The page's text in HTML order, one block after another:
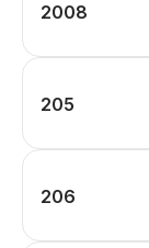
2008
205
206